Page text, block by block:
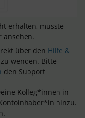
erhalten, müsste
ansehen.
über den Hilfe &
wenden. Bitte
den Support
Kolleg*innen in
hinzu.